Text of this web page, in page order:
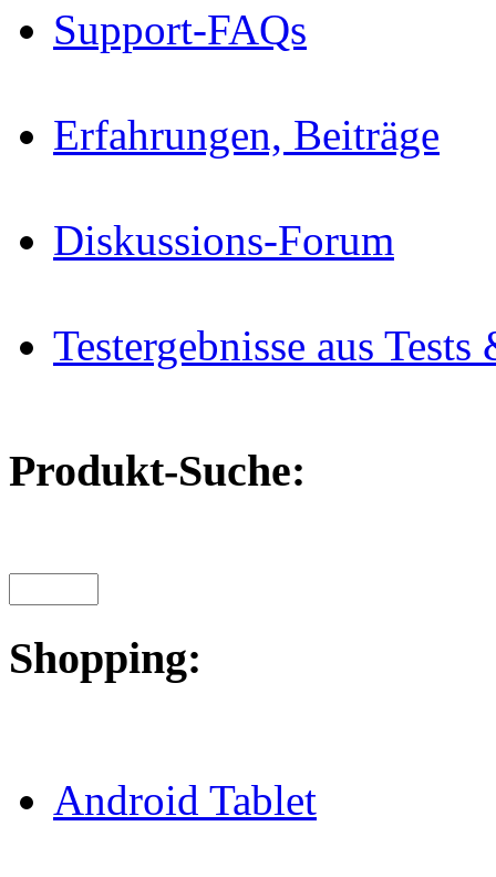
Support-FAQs
Erfahrungen, Beiträge
Diskussions-Forum
Testergebnisse aus
Produkt-Suche:
Shopping:
Android Tablet